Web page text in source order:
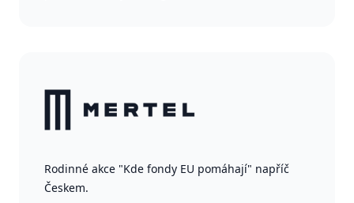
Rodinné akce "Kde fondy EU pomáhají" napříč
Českem.